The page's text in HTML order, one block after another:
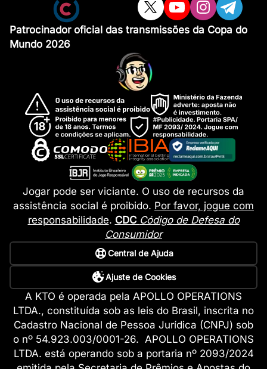
Patrocinador oficial das transmissões da Copa do
Mundo 2026
Jogar pode ser viciante. O uso de recursos da
assistência social é proibido. Por favor, jogue com
responsabilidade. CDC Código de Defesa do
Consumidor
Central de Ajuda
Ajuste de Cookies
A KTO é operada pela APOLLO OPERATIONS
LTDA., constituída sob as leis do Brasil, inscrita no
Cadastro Nacional de Pessoa Jurídica (CNPJ) sob
o nº 54.923.003/0001-26. APOLLO OPERATIONS
LTDA. está operando sob a portaria nº 2093/2024